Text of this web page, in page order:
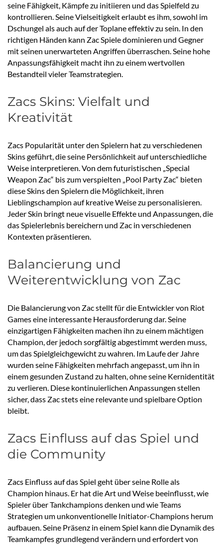
seine Fähigkeit, Kämpfe zu initiieren und das Spielfeld zu
kontrollieren. Seine Vielseitigkeit erlaubt es ihm, sowohl im
Dschungel als auch auf der Toplane effektiv zu sein. In den
richtigen Händen kann Zac Spiele dominieren und Gegner
mit seinen unerwarteten Angriffen überraschen. Seine hohe
Anpassungsfähigkeit macht ihn zu einem wertvollen
Bestandteil vieler Teamstrategien.
Zacs Skins: Vielfalt und
Kreativität
Zacs Popularität unter den Spielern hat zu verschiedenen
Skins geführt, die seine Persönlichkeit auf unterschiedliche
Weise interpretieren. Von dem futuristischen „Special
Weapon Zac“ bis zum verspielten „Pool Party Zac“ bieten
diese Skins den Spielern die Möglichkeit, ihren
Lieblingschampion auf kreative Weise zu personalisieren.
Jeder Skin bringt neue visuelle Effekte und Anpassungen, die
das Spielerlebnis bereichern und Zac in verschiedenen
Kontexten präsentieren.
Balancierung und
Weiterentwicklung von Zac
Die Balancierung von Zac stellt für die Entwickler von Riot
Games eine interessante Herausforderung dar. Seine
einzigartigen Fähigkeiten machen ihn zu einem mächtigen
Champion, der jedoch sorgfältig abgestimmt werden muss,
um das Spielgleichgewicht zu wahren. Im Laufe der Jahre
wurden seine Fähigkeiten mehrfach angepasst, um ihn in
einem gesunden Zustand zu halten, ohne seine Kernidentität
zu verlieren. Diese kontinuierlichen Anpassungen stellen
sicher, dass Zac stets eine relevante und spielbare Option
bleibt.
Zacs Einfluss auf das Spiel und
die Community
Zacs Einfluss auf das Spiel geht über seine Rolle als
Champion hinaus. Er hat die Art und Weise beeinflusst, wie
Spieler über Tankchampions denken und wie Teams
Strategien um unkonventionelle Initiator-Champions herum
aufbauen. Seine Präsenz in einem Spiel kann die Dynamik des
Teamkampfes grundlegend verändern und erfordert von